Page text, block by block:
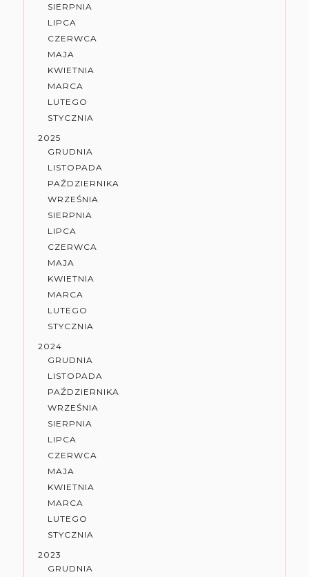
SIERPNIA
LIPCA
CZERWCA
MAJA
KWIETNIA
MARCA
LUTEGO
STYCZNIA
2025
GRUDNIA
LISTOPADA
PAŹDZIERNIKA
WRZEŚNIA
SIERPNIA
LIPCA
CZERWCA
MAJA
KWIETNIA
MARCA
LUTEGO
STYCZNIA
2024
GRUDNIA
LISTOPADA
PAŹDZIERNIKA
WRZEŚNIA
SIERPNIA
LIPCA
CZERWCA
MAJA
KWIETNIA
MARCA
LUTEGO
STYCZNIA
2023
GRUDNIA